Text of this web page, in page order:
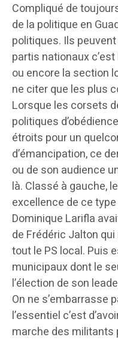
Compliqué de
de la politique en
politiques. Ils
partis nationaux
ou encore la section
ne citer que les plus
Lorsque les corsets
politiques
étroits pour un
d’émancipation, ce
ou de son audience
là. Classé à gauche,
excellence de ce
Dominique Larifla
de Frédéric Jalton
tout le PS local. Puis
municipaux dont le
l’élection de son
On ne s’embarrasse
l’essentiel c’est
marche des militants